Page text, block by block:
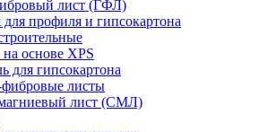
лист (ГФЛ)
профиля и гипсокартона
основе XPS
для гипсокартона
листы
лист (СМЛ)